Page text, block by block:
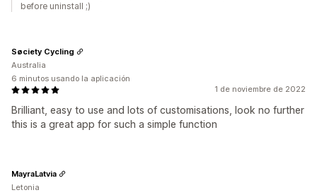
before uninstall ;)
1 de noviembre de 2022
Brilliant, easy to use and lots of customisations, look no further
this is a great app for such a simple function
Søciety Cycling
Australia
6 minutos usando la aplicación
MayraLatvia
Letonia